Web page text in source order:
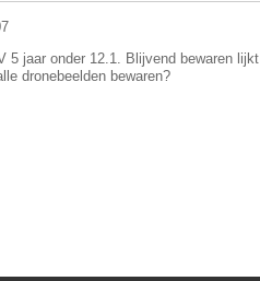
5 jaar onder 12.1. Blijvend bewaren lijkt
dronebeelden bewaren?